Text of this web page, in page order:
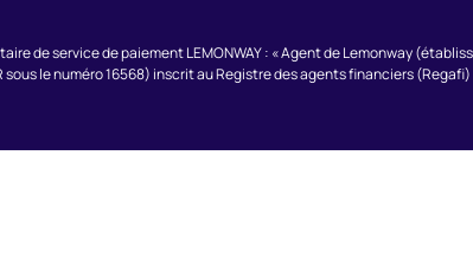
de service de paiement LEMONWAY : « Agent de Lemonway
sous le numéro 16568) inscrit au Registre des agents financiers (Regafi)